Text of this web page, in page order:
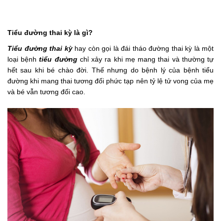
Tiểu đường thai kỳ là gì?
Tiểu đường thai kỳhay còn gọi là đái tháo đường thai kỳ là một
loại bệnhtiểu đườngchỉ xảy ra khi mẹ mang thai và thường tự
hết sau khi bé chào đời. Thế nhưng do bệnh lý của bệnh tiểu
đường khi mang thai tương đối phức tạp nên tỷ lệ tử vong của mẹ
và bé vẫn tương đối cao.